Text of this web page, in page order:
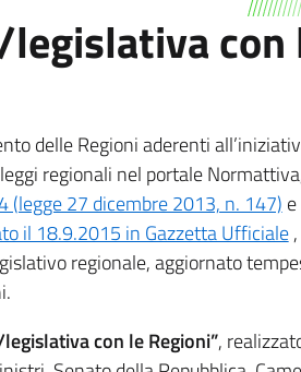
con
delle Regioni aderenti
regionali nel portale
(legge 27 dicembre 2013, n. 147)
il 18.9.2015 in Gazzetta Ufficiale,
regionale, aggiornato
con le Regioni”,